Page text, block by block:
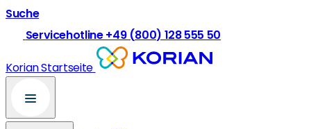
Suche
Servicehotline +49 (800) 128 555 50
Korian Startseite